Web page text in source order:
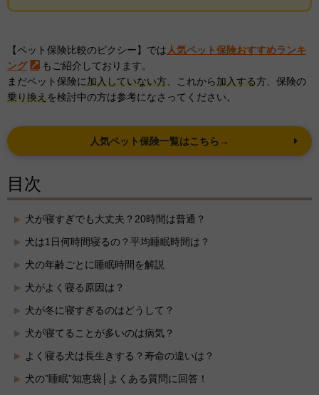
【ペット保険比較のピクシー】では人気ペット保険おすすめランキ
ング
もご紹介しております。
まだペット保険に加入していない方、これから加入する方、保険の
乗り換えを検討中の方は参考になさってください。
人気ペット保険一覧はこちら→
目次
犬が寝すぎでも大丈夫？20時間は普通？
犬は1日何時間寝るの？平均睡眠時間は？
犬の年齢ごとに睡眠時間を解説
犬がよく寝る原因は？
犬が冬に寝すぎるのはどうして？
犬が寝てることが多いのは病気？
よく寝る犬は長生きする？寿命の違いは？
犬の”睡眠”知恵袋│よくある質問に回答！